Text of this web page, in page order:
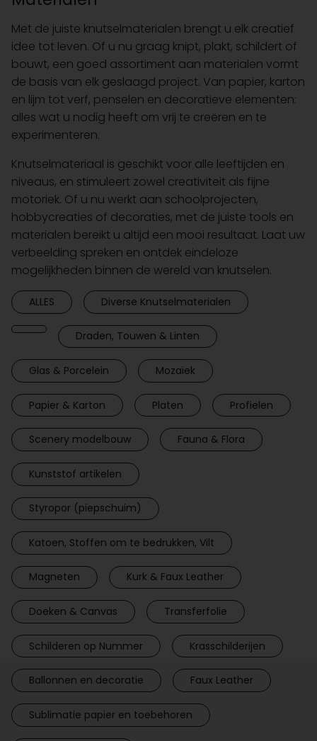
Met de juiste knutselmaterialen brengt u elk creatief
idee tot leven. Of u nu graag knipt, plakt, schildert of
bouwt, een goed assortiment aan materialen vormt
de basis van elk geslaagd project. Van papier, karton
en lijm tot verf, penselen en decoratieve elementen:
alles wat u nodig heeft om vrij te creëren en te
experimenteren.
Knutselmateriaal is geschikt voor alle leeftijden en
niveaus, en stimuleert zowel creativiteit als fijne
motoriek. Of u nu werkt aan schoolprojecten,
hobbycreaties of decoraties, met de juiste tools en
materialen bereikt u altijd een mooi resultaat. Laat uw
verbeelding spreken en ontdek eindeloze
mogelijkheden binnen de wereld van knutselen.
ALLES Diverse Knutselmaterialen
Draden, Touwen & Linten
Glas & Porcelein Mozaïek
Papier & Karton Platen Profielen
Scenery modelbouw Fauna & Flora
Kunststof artikelen
Styropor (piepschuim)
Katoen, Stoffen om te bedrukken, Vilt
Magneten Kurk & Faux Leather
Doeken & Canvas Transferfolie
Schilderen op Nummer Krasschilderijen
Ballonnen en decoratie Faux Leather
Sublimatie papier en toebehoren